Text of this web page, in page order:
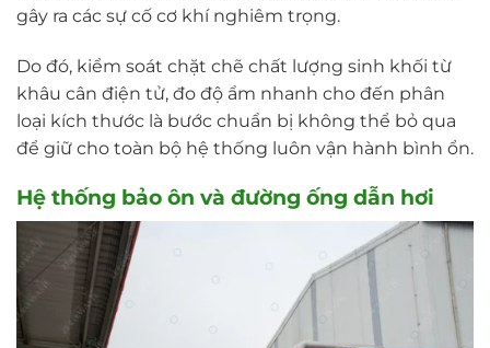
gây ra các sự cố cơ khí nghiêm trọng.
Do đó, kiểm soát chặt chẽ chất lượng sinh khối từ
khâu cân điện tử, đo độ ẩm nhanh cho đến phân
loại kích thước là bước chuẩn bị không thể bỏ qua
để giữ cho toàn bộ hệ thống luôn vận hành bình ổn.
Hệ thống bảo ôn và đường ống dẫn hơi